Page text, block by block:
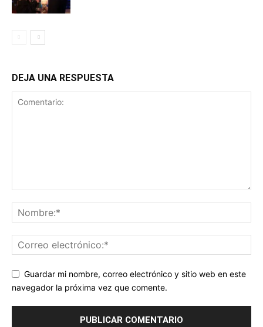
DEJA UNA RESPUESTA
Guardar mi nombre, correo electrónico y sitio web en este
navegador la próxima vez que comente.